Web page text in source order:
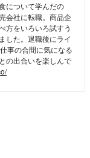
について学んだの
会社に転職。商品企
方をいろいろ試すう
した。退職後にライ
事の合間に気になる
の出合いを楽しんで